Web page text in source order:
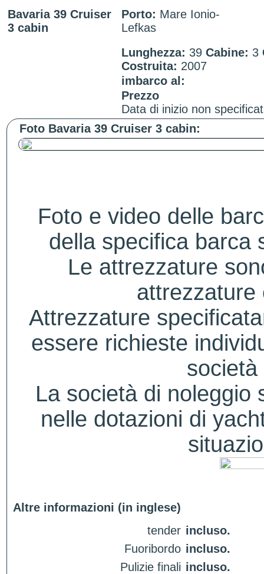
Bavaria 39 Cruiser
3 cabin
Porto: Mare Ionio-
Lefkas
Lunghezza: 39 Cabine: 3
Costruita: 2007
imbarco al:
Prezzo
Data di inizio non
Foto Bavaria 39 Cruiser 3 cabin:
Foto e video delle
della specifica barca
Le attrezzature
attrezzature
Attrezzature
essere richieste
La società di noleggio
nelle dotazioni di
Altre informazioni (in inglese)
tender incluso.
Fuoribordo incluso.
Pulizie finali incluso.